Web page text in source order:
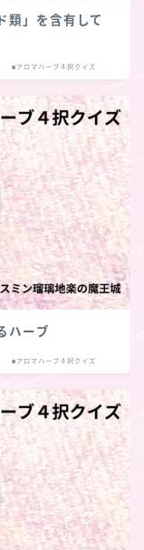
類」を含有して
■アロマハーブ４択クイズ
ハーブ
■アロマハーブ４択クイズ